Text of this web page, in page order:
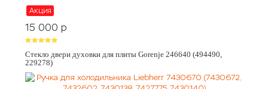
Акция
15 000 p
Стекло двери духовки для плиты Gorenje 246640 (494490,
229278)